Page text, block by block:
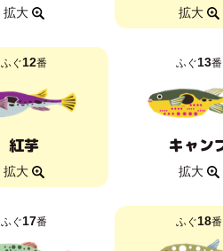
拡大 拡大
ふぐ12番
紅芋
拡大
ふぐ13番
キャン
拡大
ふぐ17番 ふぐ18番